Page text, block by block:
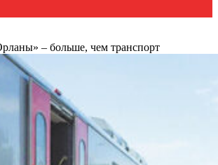
– больше, чем транспорт